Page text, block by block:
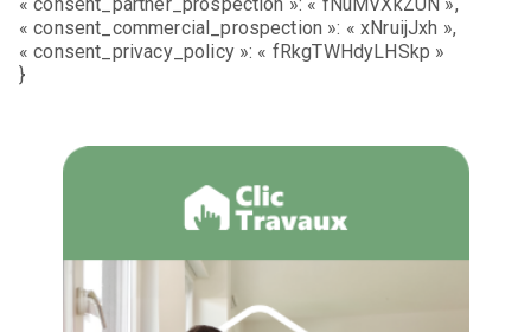
« consent_partner_prospection »: « fNuMVXkZUN »,
« consent_commercial_prospection »: « xNruijJxh »,
« consent_privacy_policy »: « fRkgTWHdyLHSkp »
}